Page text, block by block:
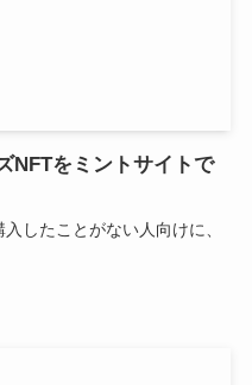
NFTをミントサイトで
したことがない人向けに、